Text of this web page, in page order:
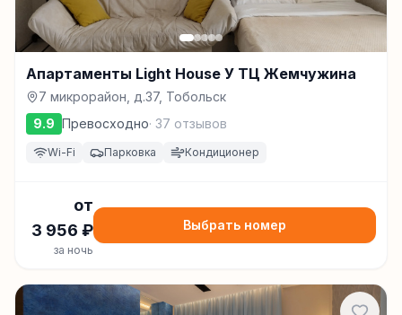
Апартаменты Light House У ТЦ Жемчужина
7 микрорайон, д.37, Тобольск
9.9 Превосходно· 37 отзывов
Wi-Fi Парковка Кондиционер
от
3 956 ₽
за ночь
Выбрать номер